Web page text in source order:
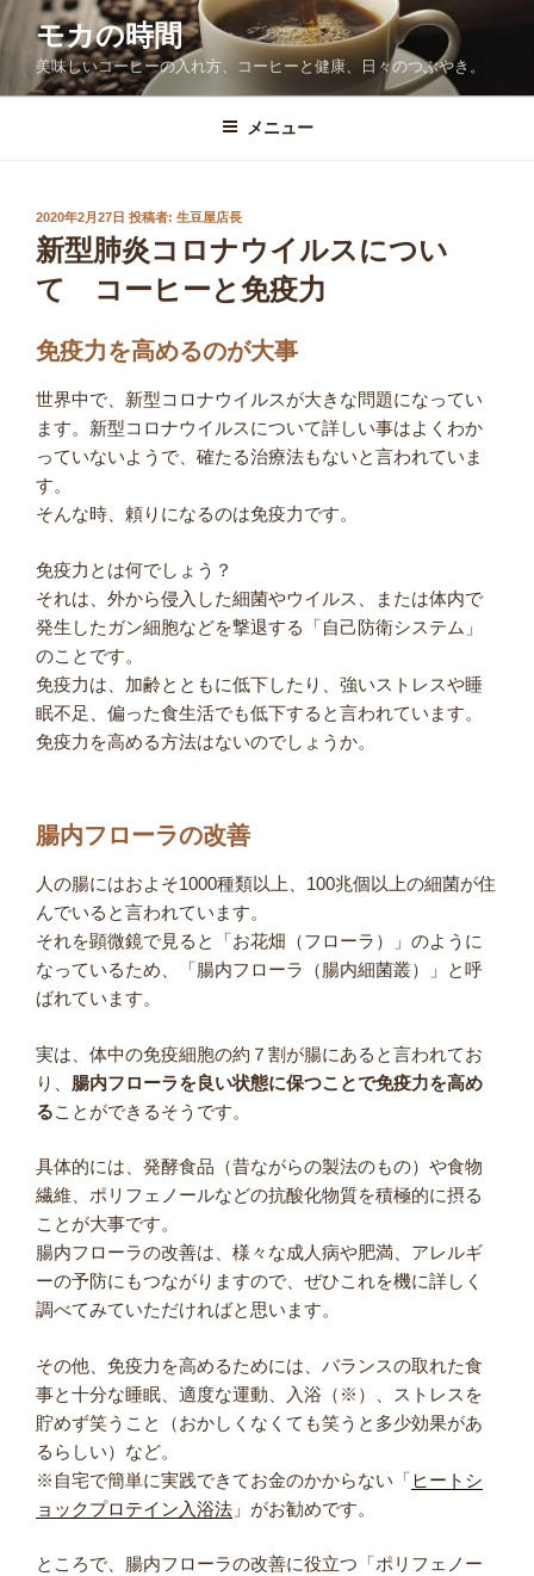
コ
ン
ン
へ
モカの時間
美味しいコーヒーの入れ方、コーヒーと健康、日々のつぶやき。
メニュー
投
稿
日:
2020年2月27日 投稿者: 生豆屋店長
新型肺炎コロナウイルスについ
て コーヒーと免疫力
免疫力を高めるのが大事
世界中で、新型コロナウイルスが大きな問題になってい
ます。新型コロナウイルスについて詳しい事はよくわか
っていないようで、確たる治療法もないと言われていま
す。
そんな時、頼りになるのは免疫力です。
免疫力とは何でしょう？
それは、外から侵入した細菌やウイルス、または体内で
発生したガン細胞などを撃退する「自己防衛システム」
のことです。
免疫力は、加齢とともに低下したり、強いストレスや睡
眠不足、偏った食生活でも低下すると言われています。
免疫力を高める方法はないのでしょうか。
腸内フローラの改善
人の腸にはおよそ1000種類以上、100兆個以上の細菌が住
んでいると言われています。
それを顕微鏡で見ると「お花畑（フローラ）」のように
なっているため、「腸内フローラ（腸内細菌叢）」と呼
ばれています。
実は、体中の免疫細胞の約７割が腸にあると言われてお
り、 腸内フローラを良い状態に保つことで免疫力を高め
ることができるそうです。
具体的には、発酵食品（昔ながらの製法のもの）や食物
繊維、ポリフェノールなどの抗酸化物質を積極的に摂る
ことが大事です。
腸内フローラの改善は、様々な成人病や肥満、アレルギ
ーの予防にもつながりますので、ぜひこれを機に詳しく
調べてみていただければと思います。
その他、免疫力を高めるためには、バランスの取れた食
事と十分な睡眠、適度な運動、入浴（※）、ストレスを
貯めず笑うこと（おかしくなくても笑うと多少効果があ
るらしい）など。
※自宅で簡単に実践できてお金のかからない「 ヒートシ
ョックプロテイン入浴法 」がお勧めです。
ところで、腸内フローラの改善に役立つ「ポリフェノー